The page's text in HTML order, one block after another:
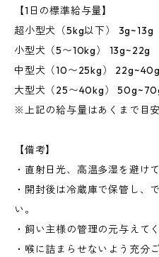
【1日の標準給与量】
超小型犬（5kg以下） 3g~13g
小型犬（5〜10kg） 13g~22g
中型犬（10〜25kg） 22g~40g
大型犬（25〜40kg）
※上記の給与量はあくまで目安
【備考】
・直射日光、高温多湿を避け
・開封後は冷蔵庫で保管し、
い。
・飼い主様の管理の元与えて
・喉に詰まらせないよう充分